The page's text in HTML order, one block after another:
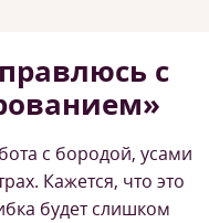
с
с бородой, усами
Кажется, что это
будет слишком